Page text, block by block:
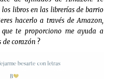
libros en las librerías de barrio
hacerlo a través de Amazon,
te proporciono me ayuda a
de corazón ?